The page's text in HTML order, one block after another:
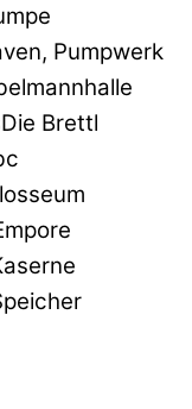
Pumpwerk
Brettl